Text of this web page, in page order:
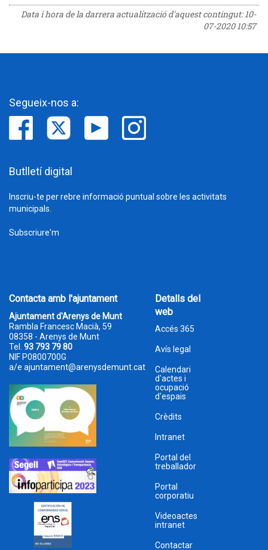
Data i hora de la darrera actualització d'aquest contingut:10-
07-2020 10:57
Segueix-nos a:
Butlletí digital
Inscriu-te per rebre informació puntual sobre les activitats
municipals.
Subscriure'm
Contacta amb l'ajuntament
Ajuntament d'Arenys de Munt
Rambla Francesc Macià, 59
08358 - Arenys de Munt
Tel. 93 793 79 80
NIF P0800700G
a/e ajuntament@arenysdemunt.cat
Detalls del
web
Accés 365
Avís legal
Calendari
d'actes i
ocupació
d'espais
Crèdits
Intranet
Portal del
treballador
Portal
corporatiu
Videoactes
intranet
Contactar